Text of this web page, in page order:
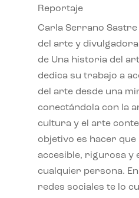
Reportaje
Carla Serrano
del arte y
de Una historia del
dedica su trabajo a
del arte desde una
conectándola con la
cultura y el arte
objetivo es hacer que
accesible, rigurosa y
cualquier persona.
redes sociales te lo